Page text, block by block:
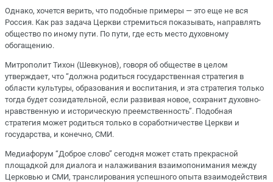
Однако, хочется верить, что подобные примеры — это еще не вся
Россия. Как раз задача Церкви стремиться показывать, направлять
общество по иному пути. По пути, где есть место духовному
обогащению.
Митрополит Тихон (Шевкунов), говоря об обществе в целом
утверждает, что “должна родиться государственная стратегия в
области культуры, образования и воспитания, и эта стратегия только
тогда будет созидательной, если развивая новое, сохранит духовно-
нравственную и историческую преемственность”. Подобная
стратегия может родиться только в соработничестве Церкви и
государства, и конечно, СМИ.
Медиафорум “Доброе слово” сегодня может стать прекрасной
площадкой для диалога и налаживания взаимопонимания между
Церковью и СМИ, транслирования успешного опыта взаимодействия